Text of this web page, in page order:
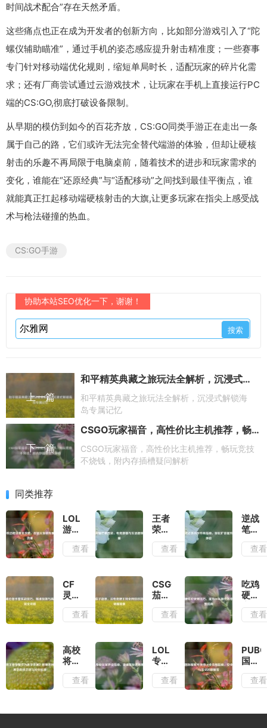
时间战术配合”存在天然矛盾。
这些痛点也正在成为开发者的创新方向，比如部分游戏引入了“陀
螺仪辅助瞄准”，通过手机的姿态感应提升射击精准度；一些赛事
专门针对移动端优化规则，缩短单局时长，适配玩家的碎片化需
求；还有厂商尝试通过云游戏技术，让玩家在手机上直接运行PC
端的CS:GO,彻底打破设备限制。
从早期的模仿到如今的百花齐放，CS:GO同类手游正在走出一条
属于自己的路，它们或许无法完全替代端游的体验，但却让硬核
射击的乐趣不再局限于电脑桌前，随着技术的进步和玩家需求的
变化，谁能在“还原经典”与“适配移动”之间找到最佳平衡点，谁
就能真正扛起移动端硬核射击的大旗,让更多玩家在指尖上感受战
术与枪法碰撞的热血。
CS:GO手游
协助本站SEO优化一下，谢谢！
上一篇
和平精英典藏之旅玩法全解析，沉浸式解锁海岛专属记忆
和平精英典藏之旅玩法全解析，沉浸式解锁海
岛专属记忆
下一篇
CSGO玩家福音，高性价比主机推荐，畅玩竞技不烧钱，附内存插槽疑问解析
CSGO玩家福音，高性价比主机推荐，畅玩竞技
不烧钱，附内存插槽疑问解析
同类推荐
LOL
游戏
边框
设置
自定
义你
属边
框效
查看
王者
荣耀
芒果
激情
与生
味的
碰撞
查看
逆战
笔记
本内
存升
轻松
扩容
提升
游戏
体验
查看
CF
灵魂
忍者
手雷
巧，
精准
与高
效躲
攻略
查看
CSGO
茄子
语
录，
王到
全网
狂欢
的文
化破
象
查看
吃鸡
硬件
宏使
用技
PUBG
操作
的完
整指
查看
高校
将王
者荣
耀作
据？
查看
LOL
专业
玩家
外设
键盘
查看
PUBG
国际
服账
号换
全流
查看